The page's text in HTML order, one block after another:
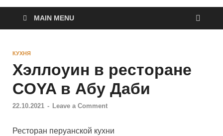
MAIN MENU
КУХНЯ
Хэллоуин в ресторане
COYA в Абу Даби
22.10.2021 - Leave a Comment
Ресторан перуанской кухни